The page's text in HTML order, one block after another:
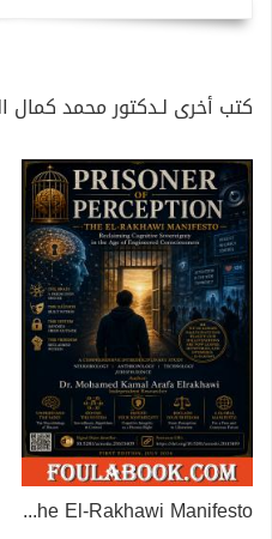
كتب أخرى لـدكتور محمد كمال
Prisoner of Perception: The El-Rakhawi Manifesto